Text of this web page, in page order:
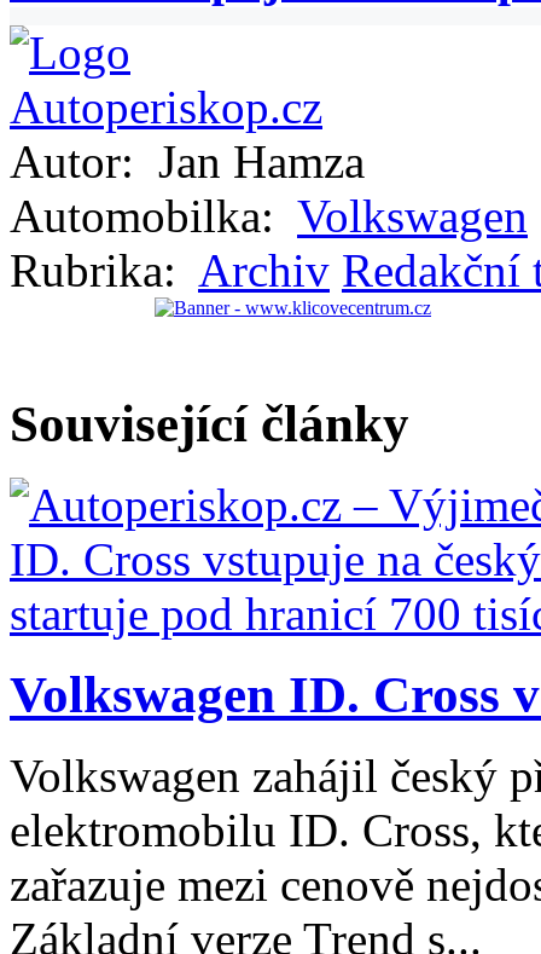
Autor: Jan Hamza
Automobilka: Volkswagen
Rubrika: Archiv Redakční
Související články
Volkswagen ID. Cross
Volkswagen zahájil český
elektromobilu ID. Cross,
zařazuje mezi cenově
Základní verze Trend s...